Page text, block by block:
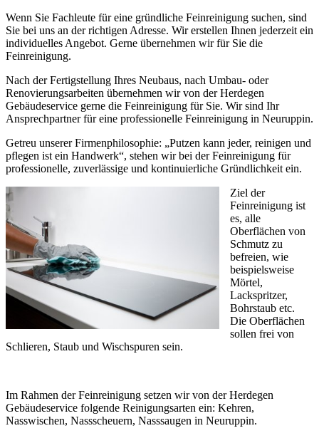
Wenn Sie Fachleute für eine gründliche Feinreinigung suchen, sind
Sie bei uns an der richtigen Adresse. Wir erstellen Ihnen jederzeit ein
individuelles Angebot. Gerne übernehmen wir für Sie die
Feinreinigung.
Nach der Fertigstellung Ihres Neubaus, nach Umbau- oder
Renovierungsarbeiten übernehmen wir von der Herdegen
Gebäudeservice gerne die Feinreinigung für Sie. Wir sind Ihr
Ansprechpartner für eine professionelle Feinreinigung in Neuruppin.
Getreu unserer Firmenphilosophie: „Putzen kann jeder, reinigen und
pflegen ist ein Handwerk“, stehen wir bei der Feinreinigung für
professionelle, zuverlässige und kontinuierliche Gründlichkeit ein.
Ziel der
Feinreinigung ist
es, alle
Oberflächen von
Schmutz zu
befreien, wie
beispielsweise
Mörtel,
Lackspritzer,
Bohrstaub etc.
Die Oberflächen
sollen frei von
Schlieren, Staub und Wischspuren sein.
Im Rahmen der Feinreinigung setzen wir von der Herdegen
Gebäudeservice folgende Reinigungsarten ein: Kehren,
Nasswischen, Nassscheuern, Nasssaugen in Neuruppin.